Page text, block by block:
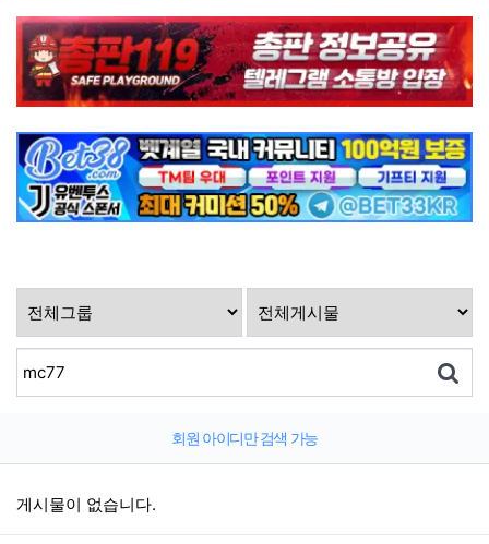
회원 아이디만 검색 가능
게시물이 없습니다.